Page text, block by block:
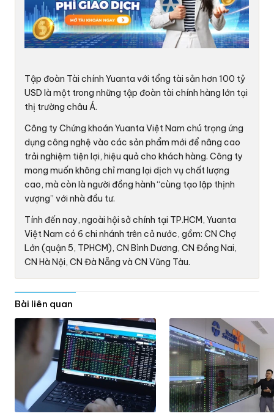
Tập đoàn Tài chính Yuanta với tổng tài sản hơn 100 tỷ
USD là một trong những tập đoàn tài chính hàng lớn tại
thị trường châu Á.
Công ty Chứng khoán Yuanta Việt Nam chú trọng ứng
dụng công nghệ vào các sản phẩm mới để nâng cao
trải nghiệm tiện lợi, hiệu quả cho khách hàng. Công ty
mong muốn không chỉ mang lại dịch vụ chất lượng
cao, mà còn là người đồng hành “cùng tạo lập thịnh
vượng” với nhà đầu tư.
Tính đến nay, ngoài hội sở chính tại TP.HCM, Yuanta
Việt Nam có 6 chi nhánh trên cả nước, gồm: CN Chợ
Lớn (quận 5, TPHCM), CN Bình Dương, CN Đồng Nai,
CN Hà Nội, CN Đà Nẵng và CN Vũng Tàu.
Bài liên quan